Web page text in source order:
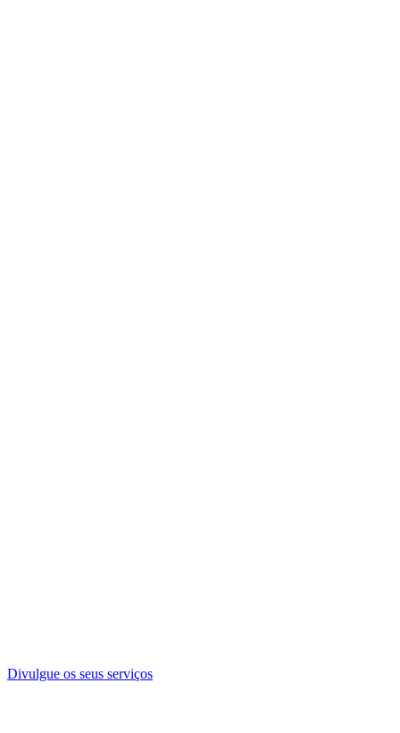
Divulgue os seus serviços